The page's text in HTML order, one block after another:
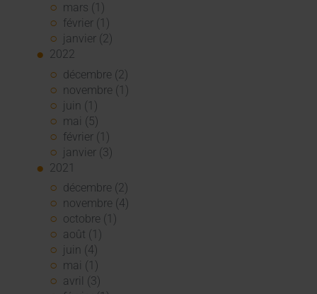
mars (1)
février (1)
janvier (2)
2022
décembre (2)
novembre (1)
juin (1)
mai (5)
février (1)
janvier (3)
2021
décembre (2)
novembre (4)
octobre (1)
août (1)
juin (4)
mai (1)
avril (3)